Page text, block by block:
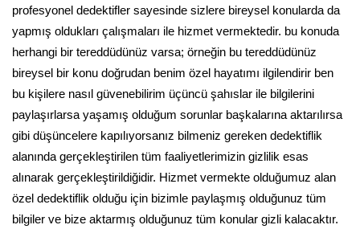
profesyonel dedektifler sayesinde sizlere bireysel konularda da
yapmış oldukları çalışmaları ile hizmet vermektedir. bu konuda
herhangi bir tereddüdünüz varsa; örneğin bu tereddüdünüz
bireysel bir konu doğrudan benim özel hayatımı ilgilendirir ben
bu kişilere nasıl güvenebilirim üçüncü şahıslar ile bilgilerini
paylaşırlarsa yaşamış olduğum sorunlar başkalarına aktarılırsa
gibi düşüncelere kapılıyorsanız bilmeniz gereken dedektiflik
alanında gerçekleştirilen tüm faaliyetlerimizin gizlilik esas
alınarak gerçekleştirildiğidir. Hizmet vermekte olduğumuz alan
özel dedektiflik olduğu için bizimle paylaşmış olduğunuz tüm
bilgiler ve bize aktarmış olduğunuz tüm konular gizli kalacaktır.